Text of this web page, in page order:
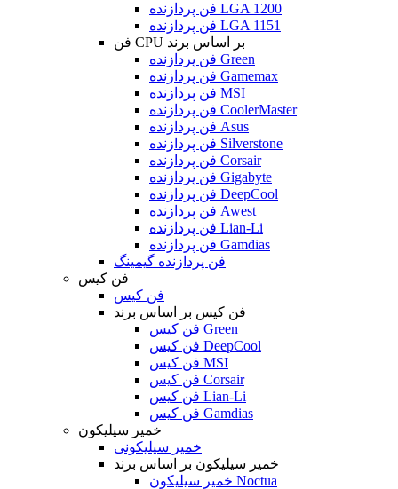
فن پردازنده LGA 1200
فن پردازنده LGA 1151
فن CPU بر اساس برند
فن پردازنده Green
فن پردازنده Gamemax
فن پردازنده MSI
فن پردازنده CoolerMaster
فن پردازنده Asus
فن پردازنده Silverstone
فن پردازنده Corsair
فن پردازنده Gigabyte
فن پردازنده DeepCool
فن پردازنده Awest
فن پردازنده Lian-Li
فن پردازنده Gamdias
فن پردازنده گیمینگ
فن کیس
فن کیس
فن کیس بر اساس برند
فن کیس Green
فن کیس DeepCool
فن کیس MSI
فن کیس Corsair
فن کیس Lian-Li
فن کیس Gamdias
خمیر سیلیکون
خمیر سیلیکونی
خمیر سیلیکون بر اساس برند
خمیر سیلیکون Noctua